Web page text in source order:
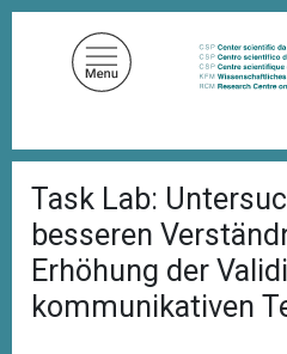
D
f
a
d
n
a
v
i
Task Lab:
besseren
Erhöhung der
kommunikativen